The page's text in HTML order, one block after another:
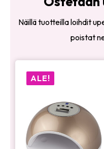
Näillä tuotteilla loihdit
poistat
ALE!